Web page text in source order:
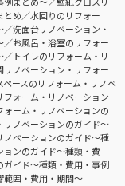
とめ
水回りのリフォー
洗面台リノベーション・
お風呂・浴室のリフォー
トイレのリフォーム・リ
リノベーション・リフォー
ースのリフォーム・リノベ
フォーム・リノベーション
ォーム・リノベーションの
リノベーションのガイド〜
ベーションのガイド〜種
ョンのガイド〜種類・費
イド〜種類・費用・事例
範囲・費用・期間～